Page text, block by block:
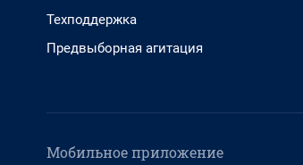
Техподдержка
Предвыборная агитация
Мобильное приложение